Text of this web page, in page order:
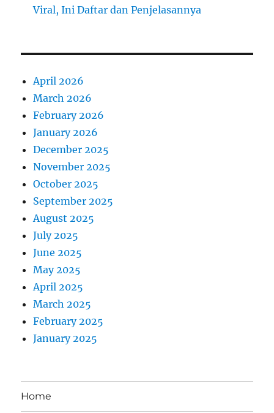
Viral, Ini Daftar dan Penjelasannya
April 2026
March 2026
February 2026
January 2026
December 2025
November 2025
October 2025
September 2025
August 2025
July 2025
June 2025
May 2025
April 2025
March 2025
February 2025
January 2025
Home